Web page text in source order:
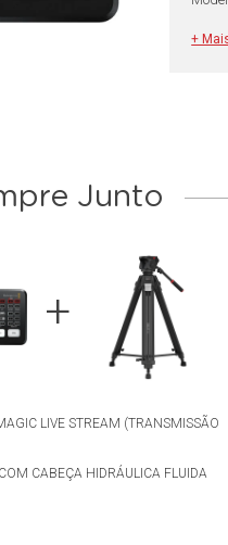
+
Junto
LIVE STREAM (TRANSMISSÃO
CABEÇA HIDRÁULICA FLUIDA